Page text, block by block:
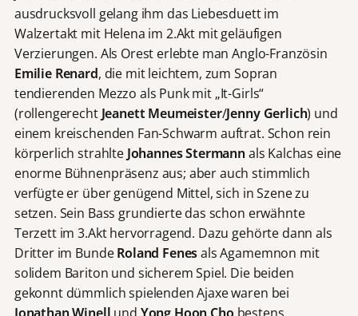
ausdrucksvoll gelang ihm das Liebesduett im
Walzertakt mit Helena im 2.Akt mit geläufigen
Verzierungen. Als Orest erlebte man Anglo-Französin
Emilie Renard, die mit leichtem, zum Sopran
tendierenden Mezzo als Punk mit „It-Girls“
(rollengerecht Jeanett Meumeister/Jenny Gerlich) und
einem kreischenden Fan-Schwarm auftrat. Schon rein
körperlich strahlte JohannesStermannals Kalchas eine
enorme Bühnenpräsenz aus; aber auch stimmlich
verfügte er über genügend Mittel, sich in Szene zu
setzen. Sein Bass grundierte das schon erwähnte
Terzett im 3.Akt hervorragend. Dazu gehörte dann als
Dritter im BundeRoland Fenesals Agamemnon mit
solidem Bariton und sicherem Spiel. Die beiden
gekonnt dümmlich spielenden Ajaxe waren bei